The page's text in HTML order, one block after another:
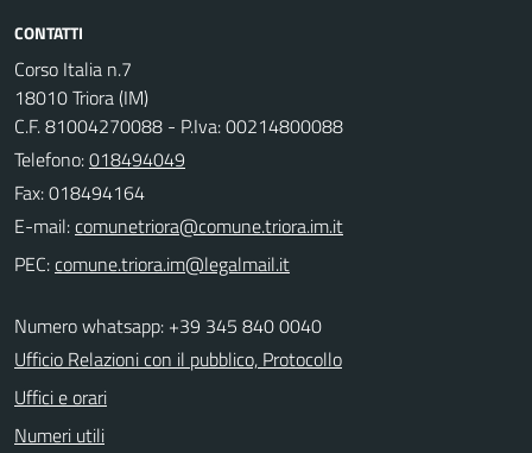
CONTATTI
Corso Italia n.7
18010 Triora (IM)
C.F. 81004270088 - P.Iva: 00214800088
Telefono:018494049
Fax: 018494164
E-mail:
PEC:
Numero whatsapp: +39 345 840 0040
Ufficio Relazioni con il pubblico, Protocollo
Uffici e orari
Numeri utili